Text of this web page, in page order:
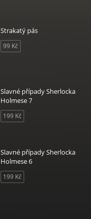
Strakatý pás
99 Kč
Slavné případy Sherlocka
Holmese 7
199 Kč
Slavné případy Sherlocka
Holmese 6
199 Kč